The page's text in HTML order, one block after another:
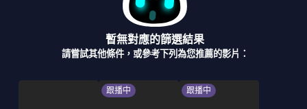
暫無對應的篩選結果
請嘗試其他條件，或參考下列為您推薦的影片：
跟播中 跟播中